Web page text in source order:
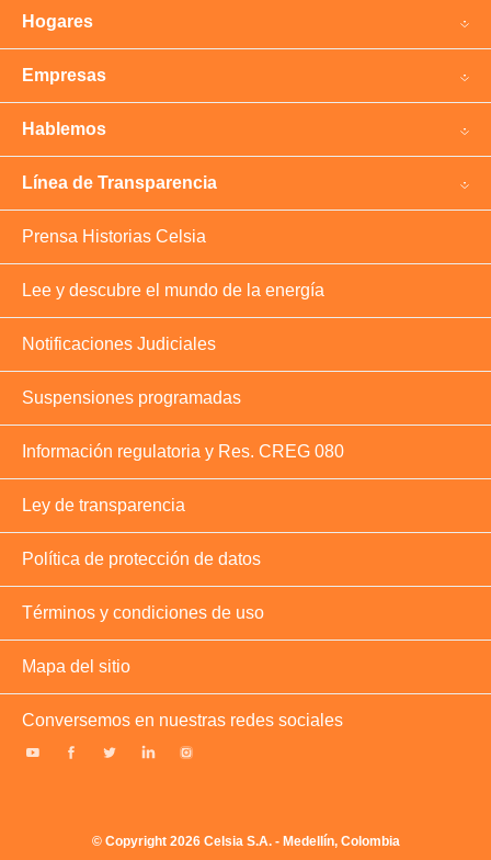
Hogares
Empresas
Prensa Historias Celsia
Lee y descubre el mundo de la energía
Hablemos
Notificaciones Judiciales
Línea de Transparencia
Suspensiones programadas
Información regulatoria y Res. CREG 080
Ley de transparencia
Política de protección de datos
Términos y condiciones de uso
Mapa del sitio
Conversemos en nuestras redes sociales
© Copyright 2026 Celsia S.A. - Medellín, Colombia